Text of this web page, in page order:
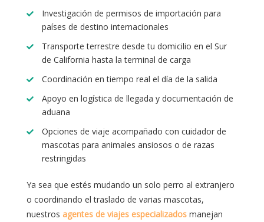
Investigación de permisos de importación para
países de destino internacionales
Transporte terrestre desde tu domicilio en el Sur
de California hasta la terminal de carga
Coordinación en tiempo real el día de la salida
Apoyo en logística de llegada y documentación de
aduana
Opciones de viaje acompañado con cuidador de
mascotas para animales ansiosos o de razas
restringidas
Ya sea que estés mudando un solo perro al extranjero
o coordinando el traslado de varias mascotas,
nuestros agentes de viajes especializados manejan